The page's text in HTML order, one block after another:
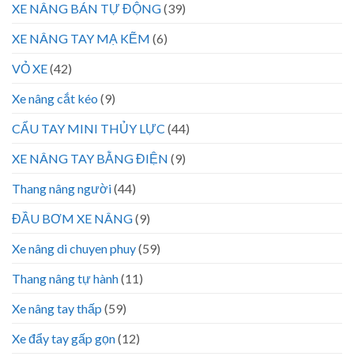
XE NÂNG BÁN TỰ ĐỘNG(39)
XE NÂNG TAY MẠ KẼM (6)
VỎ XE(42)
Xe nâng cắt kéo (9)
CẨU TAY MINI THỦY LỰC (44)
XE NÂNG TAY BẰNG ĐIỆN (9)
Thang nâng người(44)
ĐẦU BƠM XE NÂNG(9)
Xe nâng di chuyen phuy(59)
Thang nâng tự hành(11)
Xe nâng tay thấp (59)
Xe đẩy tay gấp gọn(12)